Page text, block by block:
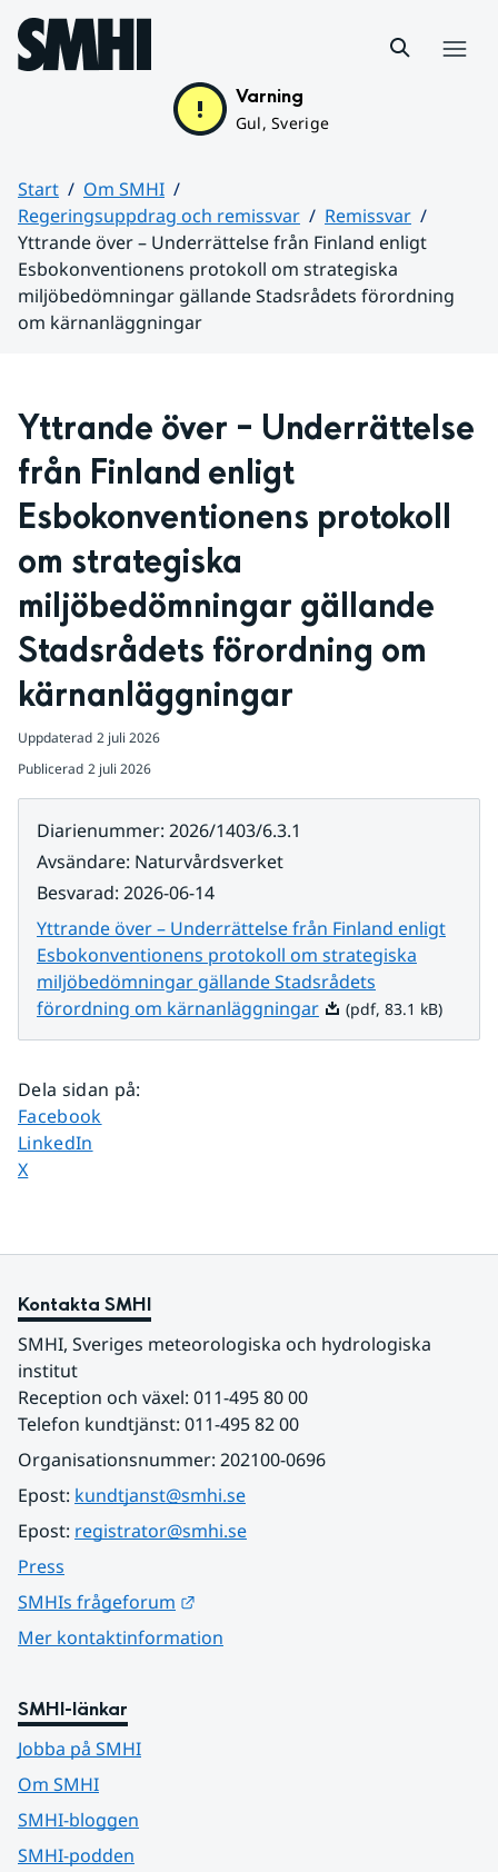
Hoppa till sidans innehåll
Varning
Gul, Sverige
Start
Om SMHI
Regeringsuppdrag och remissvar
Remissvar
Yttrande över – Underrättelse från Finland enligt
Esbokonventionens protokoll om strategiska
miljöbedömningar gällande Stadsrådets förordning
om kärnanläggningar
Yttrande över – Underrättelse
från Finland enligt
Esbokonventionens protokoll
om strategiska
miljöbedömningar gällande
Stadsrådets förordning om
kärnanläggningar
Uppdaterad 2 juli 2026
Publicerad 2 juli 2026
Diarienummer: 2026/1403/6.3.1
Avsändare: Naturvårdsverket
Besvarad: 2026-06-14
Yttrande över – Underrättelse från Finland enligt
Esbokonventionens protokoll om strategiska
miljöbedömningar gällande Stadsrådets
förordning om kärnanläggningarPdf, 83.1 kB.
(pdf, 83.1 kB)
Dela sidan på:
Dela sidan på
Facebook
Dela sidan på
LinkedIn
Dela sidan på
X
Kontakta SMHI
SMHI, Sveriges meteorologiska och hydrologiska
institut
Reception och växel: 011-495 80 00
Telefon kundtjänst: 011-495 82 00
Organisationsnummer: 202100-0696
Epost: kundtjanst@smhi.se
Epost: registrator@smhi.se
Press
SMHIs frågeforum
Mer kontaktinformation
SMHI-länkar
Jobba på SMHI
Om SMHI
SMHI-bloggen
SMHI-podden